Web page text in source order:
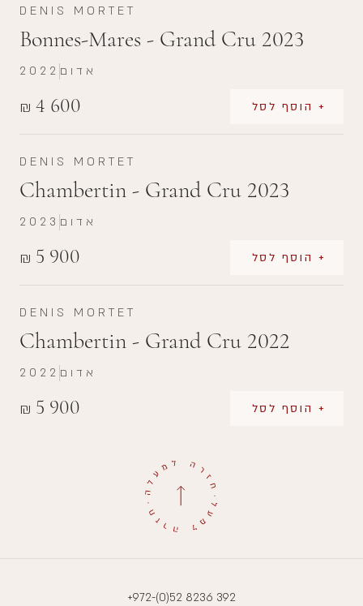
DENIS MORTET
Bonnes-Mares - Grand Cru 2023
₪ 4 600 + הוסף לסל
2022 אדום
DENIS MORTET
Chambertin - Grand Cru 2023
₪ 5 900 + הוסף לסל
2023 אדום
DENIS MORTET
Chambertin - Grand Cru 2022
₪ 5 900 + הוסף לסל
2022 אדום
+972-(0)52 8236 392